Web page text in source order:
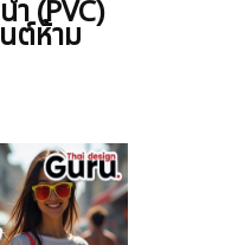
ำ (PVC)
ต์ห้าม